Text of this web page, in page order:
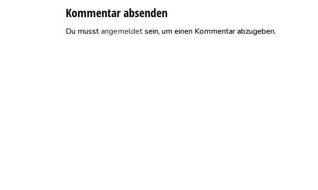
Kommentar absenden
Du musstangemeldetsein, um einen Kommentar abzugeben.